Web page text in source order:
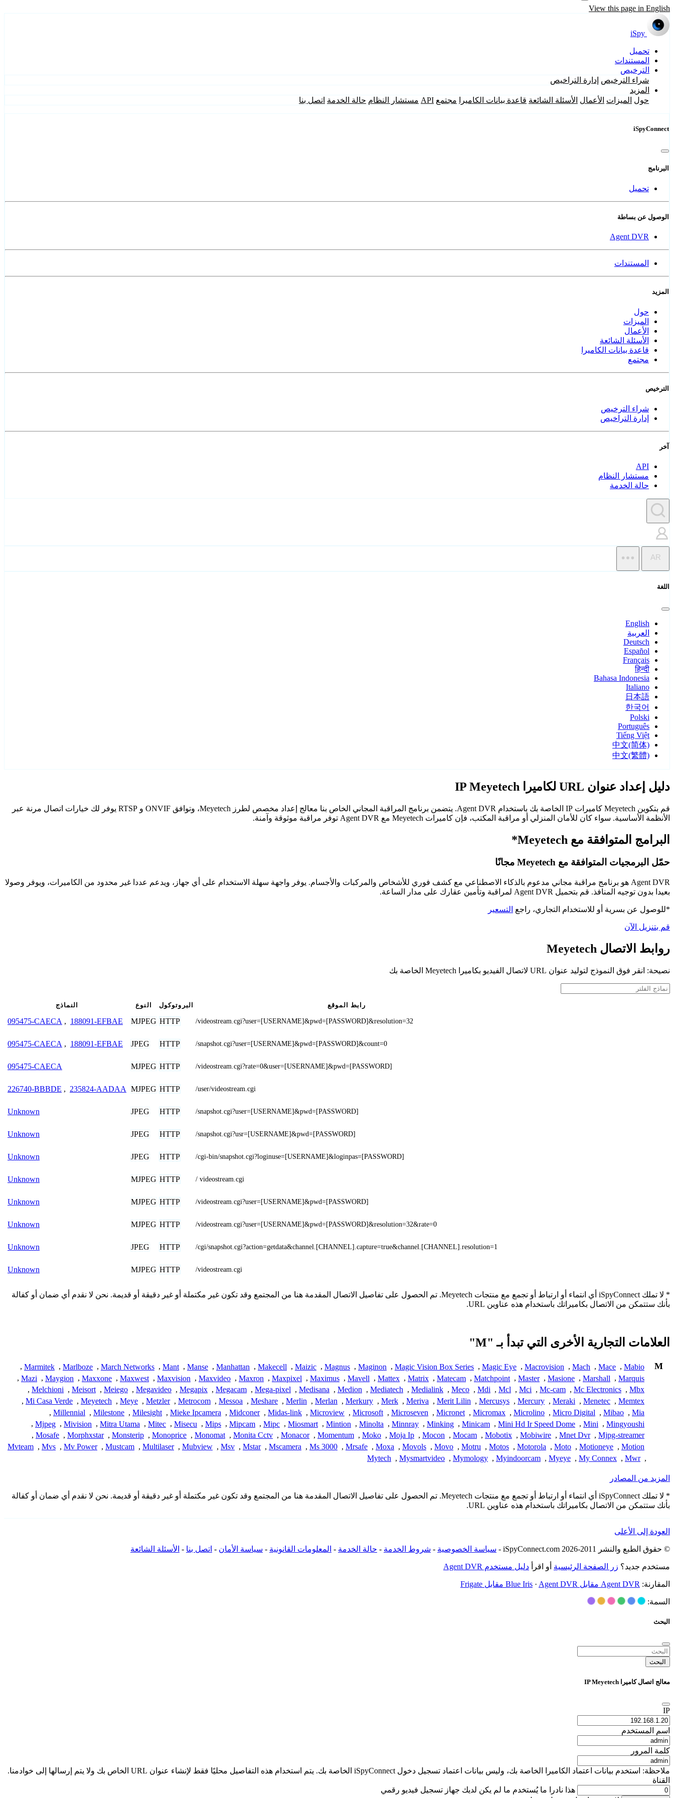
View this page in English
iSpy
تحميل
المستندات
الترخيص
شراء الترخيص إدارة التراخيص
المزيد
حول الميزات الأعمال الأسئلة الشائعة قاعدة بيانات الكاميرا مجتمع API مستشار النظام حالة الخدمة اتصل بنا
iSpyConnect
البرنامج
تحميل
الوصول عن بساطة
Agent DVR
المستندات
المزيد
حول
الميزات
الأعمال
الأسئلة الشائعة
قاعدة بيانات الكاميرا
مجتمع
الترخيص
شراء الترخيص
إدارة التراخيص
آخر
API
مستشار النظام
حالة الخدمة
AR
اللغة
English
العربية
Deutsch
Español
Français
हिन्दी
Bahasa Indonesia
Italiano
日本語
한국어
Polski
Português
Tiếng Việt
中文(简体)
中文(繁體)
دليل إعداد عنوان URL لكاميرا IP Meyetech
قم بتكوين Meyetech كاميرات IP الخاصة بك باستخدام Agent DVR. يتضمن برنامج المراقبة المجاني الخاص بنا معالج إعداد مخصص لطرز Meyetech، وتوافق ONVIF و RTSP يوفر لك خيارات اتصال مرنة عبر
الأنظمة الأساسية. سواء كان للأمان المنزلي أو مراقبة المكتب، فإن كاميرات Meyetech مع Agent DVR توفر مراقبة موثوقة وآمنة.
البرامج المتوافقة مع Meyetech*
حمّل البرمجيات المتوافقة مع Meyetech مجانًا
Agent DVR هو برنامج مراقبة مجاني مدعوم بالذكاء الاصطناعي مع كشف فوري للأشخاص والمركبات والأجسام. يوفر واجهة سهلة الاستخدام على أي جهاز، ويدعم عددا غير محدود من الكاميرات، ويوفر وصولا
بعيدا بدون توجيه المنافذ. قم بتحميل Agent DVR لمراقبة وتأمين عقارك على مدار الساعة.
*للوصول عن بسرية أو للاستخدام التجاري، راجع التسعير
قم بتنزيل الآن
روابط الاتصال Meyetech
نصيحة: انقر فوق النموذج لتوليد عنوان URL لاتصال الفيديو بكاميرا Meyetech الخاصة بك
النماذج النوع البروتوكول رابط الموقع
095475-CAECA , 188091-EFBAE MJPEG HTTP /videostream.cgi?user=[USERNAME]&pwd=[PASSWORD]&resolution=32
095475-CAECA , 188091-EFBAE JPEG HTTP /snapshot.cgi?user=[USERNAME]&pwd=[PASSWORD]&count=0
095475-CAECA MJPEG HTTP /videostream.cgi?rate=0&user=[USERNAME]&pwd=[PASSWORD]
226740-BBBDE , 235824-AADAA MJPEG HTTP /user/videostream.cgi
Unknown JPEG HTTP /snapshot.cgi?user=[USERNAME]&pwd=[PASSWORD]
Unknown JPEG HTTP /snapshot.cgi?usr=[USERNAME]&pwd=[PASSWORD]
Unknown JPEG HTTP /cgi-bin/snapshot.cgi?loginuse=[USERNAME]&loginpas=[PASSWORD]
Unknown MJPEG HTTP / videostream.cgi
Unknown MJPEG HTTP /videostream.cgi?user=[USERNAME]&pwd=[PASSWORD]
Unknown MJPEG HTTP /videostream.cgi?user=[USERNAME]&pwd=[PASSWORD]&resolution=32&rate=0
Unknown JPEG HTTP /cgi/snapshot.cgi?action=getdata&channel.[CHANNEL].capture=true&channel.[CHANNEL].resolution=1
Unknown MJPEG HTTP /videostream.cgi
* لا تملك iSpyConnect أي انتماء أو ارتباط أو تجمع مع منتجات Meyetech. تم الحصول على تفاصيل الاتصال المقدمة هنا من المجتمع وقد تكون غير مكتملة أو غير دقيقة أو قديمة. نحن لا نقدم أي ضمان أو كفالة
بأنك ستتمكن من الاتصال بكاميراتك باستخدام هذه عناوين URL.
العلامات التجارية الأخرى التي تبدأ بـ "M"
M
Mabio
,
Mace
,
Mach
,
Macrovision
,
Magic Eye
,
Magic Vision Box Series
,
Maginon
,
Magnus
,
Maizic
,
Makecell
,
Manhattan
,
Manse
,
Mant
,
March Networks
,
Marlboze
,
Marmitek
,
Marquis
,
Marshall
,
Masione
,
Master
,
Matchpoint
,
Matecam
,
Matrix
,
Mattex
,
Mavell
,
Maximus
,
Maxpixel
,
Maxron
,
Maxvideo
,
Maxvision
,
Maxwest
,
Maxxone
,
Maygion
,
Mazi
,
Mbx
,
Mc Electronics
,
Mc-cam
,
Mci
,
Mcl
,
Mdi
,
Meco
,
Medialink
,
Mediatech
,
Medion
,
Medisana
,
Mega-pixel
,
Megacam
,
Megapix
,
Megavideo
,
Meiego
,
Meisort
,
Melchioni
,
Memtex
,
Menetec
,
Meraki
,
Mercury
,
Mercusys
,
Merit Lilin
,
Meriva
,
Merk
,
Merkury
,
Merlan
,
Merlin
,
Meshare
,
Messoa
,
Metrocom
,
Metzler
,
Meye
,
Meyetech
,
Mi Casa Verde
,
Mia
,
Mibao
,
Micro Digital
,
Microlino
,
Micromax
,
Micronet
,
Microseven
,
Microsoft
,
Microview
,
Midas-link
,
Midconer
,
Mieke Ipcamera
,
Milesight
,
Milestone
,
Millennial
,
Mingyoushi
,
Mini
,
Mini Hd Ir Speed Dome
,
Minicam
,
Minking
,
Minnray
,
Minolta
,
Mintion
,
Miosmart
,
Mipc
,
Mipcam
,
Mips
,
Misecu
,
Mitec
,
Mitra Utama
,
Mivision
,
Mjpeg
,
Mjpg-streamer
,
Mnet Dvr
,
Mobiwire
,
Mobotix
,
Mocam
,
Mocon
,
Moja Ip
,
Moko
,
Momentum
,
Monacor
,
Monita Cctv
,
Monomat
,
Monoprice
,
Monsterip
,
Morphxstar
,
Mosafe
,
Motion
,
Motioneye
,
Moto
,
Motorola
,
Motos
,
Motru
,
Movo
,
Movols
,
Moxa
,
Mrsafe
,
Ms 3000
,
Mscamera
,
Mstar
,
Msv
,
Mubview
,
Multilaser
,
Mustcam
,
Mv Power
,
Mvs
,
Mvteam
,
Mwr
,
My Connex
,
Myeye
,
Myindoorcam
,
Mymology
,
Mysmartvideo
,
Mytech
المزيد من المصادر
* لا تملك iSpyConnect أي انتماء أو ارتباط أو تجمع مع منتجات Meyetech. تم الحصول على تفاصيل الاتصال المقدمة هنا من المجتمع وقد تكون غير مكتملة أو غير دقيقة أو قديمة. نحن لا نقدم أي ضمان أو كفالة
بأنك ستتمكن من الاتصال بكاميراتك باستخدام هذه عناوين URL.
العودة إلى الأعلى
© حقوق الطبع والنشر 2011-2026 iSpyConnect.com - سياسة الخصوصية - شروط الخدمة - حالة الخدمة - المعلومات القانونية - سياسة الأمان - اتصل بنا - الأسئلة الشائعة
مستخدم جديد؟ زر الصفحة الرئيسية أو اقرأ دليل مستخدم Agent DVR
المقارنة: Agent DVR مقابل Blue Iris · Agent DVR مقابل Frigate
السمة:
البحث
البحث
معالج اتصال كاميرا IP Meyetech
IP
اسم المستخدم
كلمة المرور
ملاحظة: استخدم بيانات اعتماد الكاميرا الخاصة بك، وليس بيانات اعتماد تسجيل دخول iSpyConnect الخاصة بك. يتم استخدام هذه التفاصيل محليًا فقط لإنشاء عنوان URL الخاص بك ولا يتم إرسالها إلى خوادمنا.
القناة
هذا نادرا ما يُستخدم ما لم يكن لديك جهاز تسجيل فيديو رقمي